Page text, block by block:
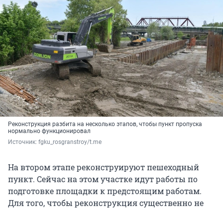
Реконструкция разбита на несколько этапов, чтобы пункт пропуска
нормально функционировал
Источник: fgku_rosgranstroy/t.me
На втором этапе реконструируют пешеходный
пункт. Сейчас на этом участке идут работы по
подготовке площадки к предстоящим работам.
Для того, чтобы реконструкция существенно не